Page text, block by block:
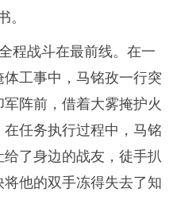
。
程战斗在最前线。在一
工事中，马铭孜一行突
阵前，借着大雾掩护火
任务执行过程中，马铭
了身边的战友，徒手扒
他的双手冻得失去了知